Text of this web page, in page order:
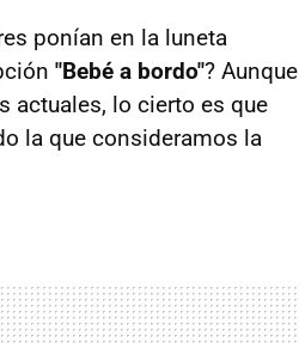
ponían en la luneta
"Bebé a bordo"? Aunque
actuales, lo cierto es que
la que consideramos la